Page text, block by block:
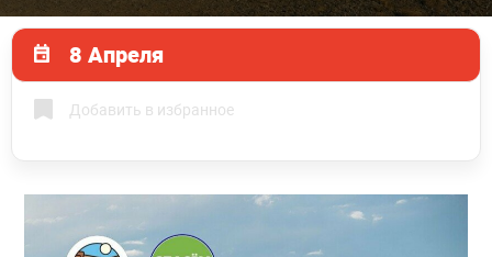
8 Апреля
Добавить в избранное